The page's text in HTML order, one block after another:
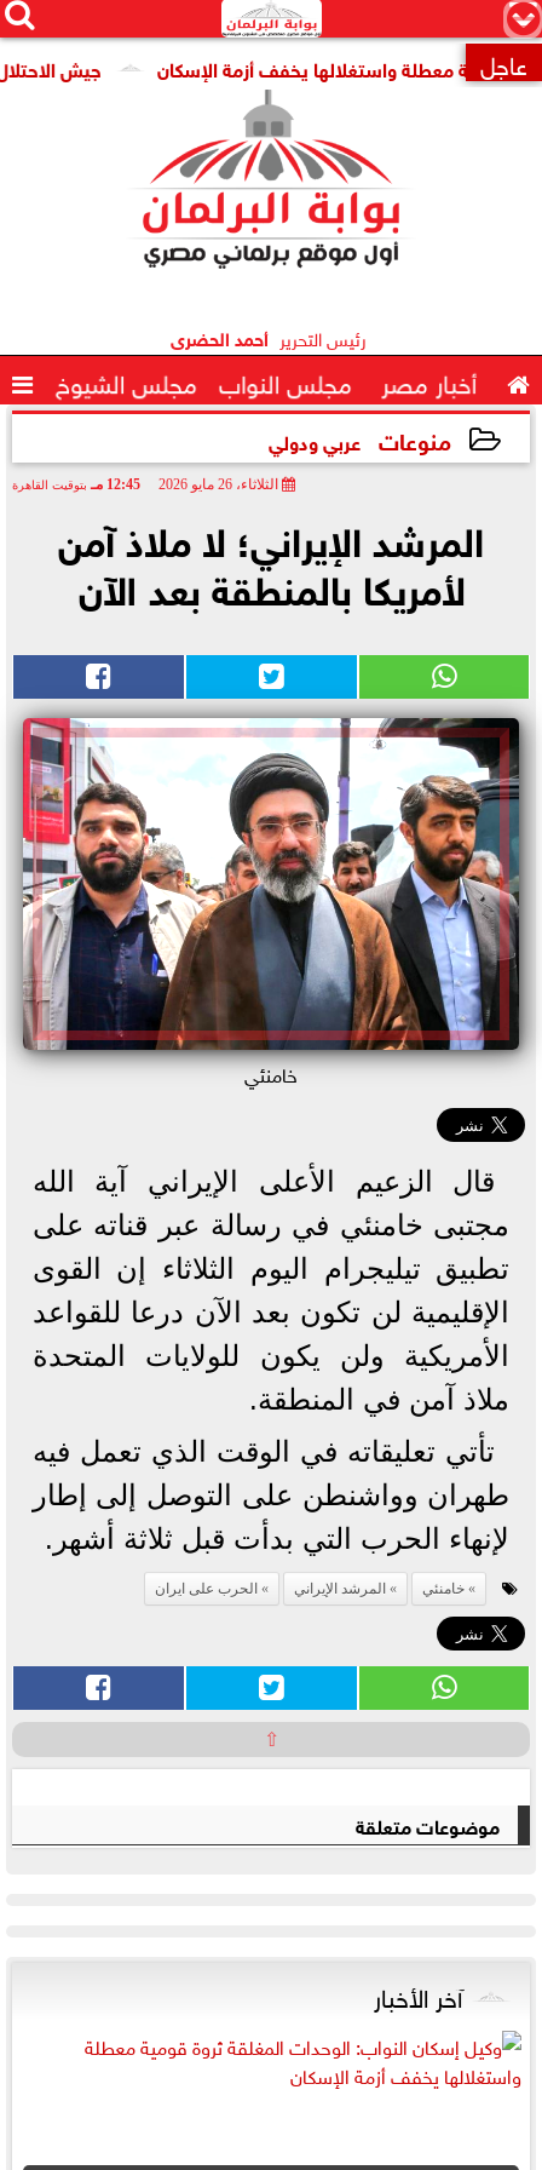
×


 عاجل جيش الاحتلال: مقتل جنديين معطلة واستغلالها يخفف أزمة الإسكان
رئيس التحرير أحمد الحضرى
 أخبار مصر مجلس النواب مجلس الشيوخ 
منوعات عربي ودولي
الثلاثاء، 26 مايو 2026 12:45 مـ بتوقيت القاهرة
المرشد الإيراني؛ لا ملاذ آمن
لأمريكا بالمنطقة بعد الآن
خامنئي
قال الزعيم ​الأعلى الإيراني آية ‌الله
مجتبى خامنئي في رسالة ​عبر قناته ​على
تطبيق تيليجرام اليوم ⁠الثلاثاء إن ​القوى
الإقليمية لن ​تكون بعد الآن درعا للقواعد
الأمريكية ​ولن يكون ​للولايات المتحدة
ملاذ آمن ‌في ⁠المنطقة.
تأتي تعليقاته في الوقت الذي تعمل فيه
طهران ​وواشنطن ​على ⁠التوصل إلى إطار
لإنهاء ​الحرب التي ​بدأت ⁠قبل ثلاثة أشهر.
خامنئي المرشد الإيراني الحرب على ايران
⇧
موضوعات متعلقة
آخر الأخبار